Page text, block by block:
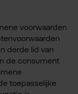
voorwaarden
derde lid van
de consument
toepasselijke